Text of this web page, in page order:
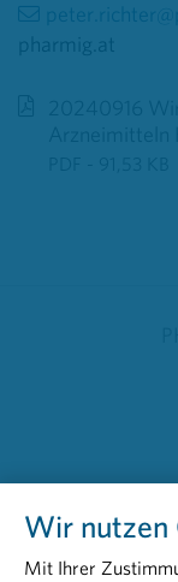
pharmig.at
Zollpolitik
Wir nutzen
Mit Ihrer